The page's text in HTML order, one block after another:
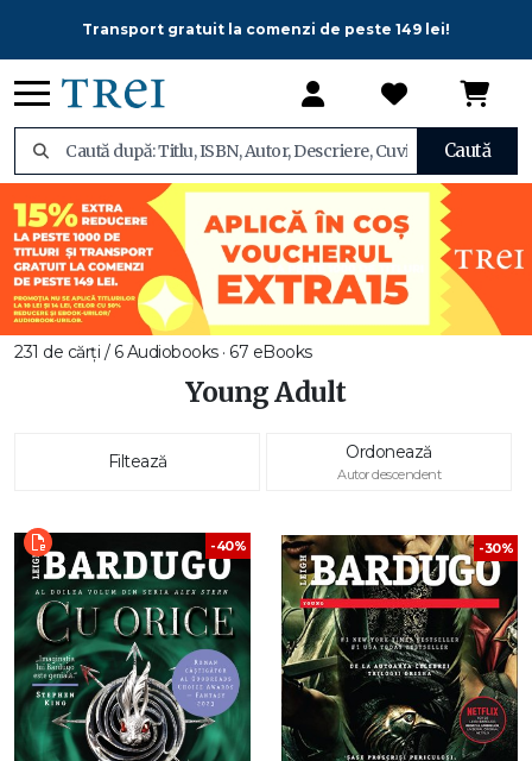
Transport gratuit la comenzi de peste 149 lei!
Caută
231 de cărți / 6 Audiobooks · 67 eBooks
Young Adult
Filtează Ordonează
Autor descendent
-40% -30%